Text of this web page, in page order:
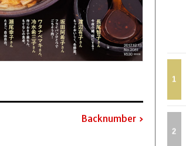
Backnumber
1
2